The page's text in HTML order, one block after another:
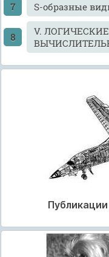
S-образные
V.